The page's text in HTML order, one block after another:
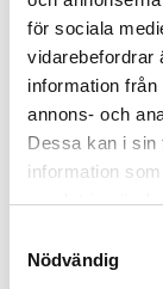
för sociala
vidarebefordrar
information
annons- och
Dessa kan i sin
information
samlat in när
Nödvändig